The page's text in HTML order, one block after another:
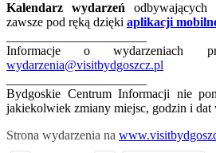
Kalendarz wydarzeń
zawsze pod ręką dzięki aplikacji
Informacje o wydarzeniach
wydarzenia@visitbydgoszcz.pl
Bydgoskie Centrum Informacji nie
jakiekolwiek zmiany miejsc, godzin i dat
Strona wydarzenia na